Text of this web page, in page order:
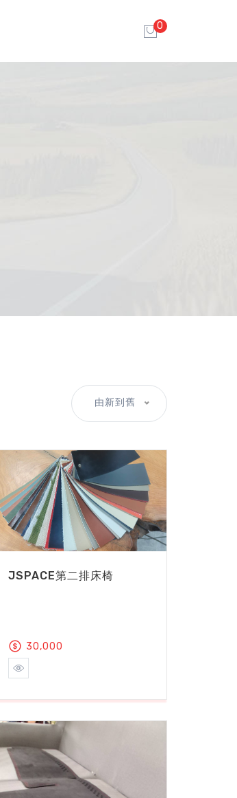
0
由新到舊
JSPACE第二排床椅
30,000